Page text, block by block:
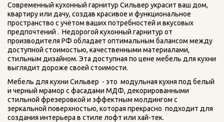
Современный кухонный гарнитур Сильвер украсит ваш дом,
квартиру или дачу, создав красивое и функциональное
пространство с учётом ваших потребностей и вкусовых
предпочтений .  Недорогой кухонный гарнитур от
производителя РФ обладает оптимальным балансом между
доступной стоимостью, качественными материалами,
стильным дизайном. Эта доступная по цене мебель для кухни
выглядит дороже своей стоимости.
Мебель для кухни Сильвер  - это  модульная кухня под белый
и черный мрамор с фасадами МДФ, декорированными
стильной фрезеровкой и эффектным молдингом с
зеркальной поверхностью, которая прекрасно  подходит для
создания интерьера в стиле лофт или хай-тек.